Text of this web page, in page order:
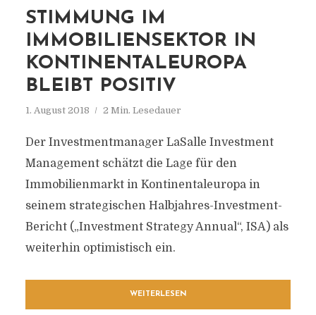
STIMMUNG IM
IMMOBILIENSEKTOR IN
KONTINENTALEUROPA
BLEIBT POSITIV
1. August 2018 2 Min. Lesedauer
Der Investmentmanager LaSalle Investment
Management schätzt die Lage für den
Immobilienmarkt in Kontinentaleuropa in
seinem strategischen Halbjahres-Investment-
Bericht („Investment Strategy Annual“, ISA) als
weiterhin optimistisch ein.
WEITERLESEN